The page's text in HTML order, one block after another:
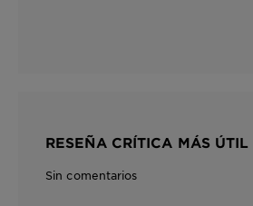
RESEÑA CRÍTICA MÁS ÚTIL
Sin comentarios